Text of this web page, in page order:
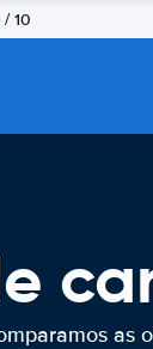
/ 10
as